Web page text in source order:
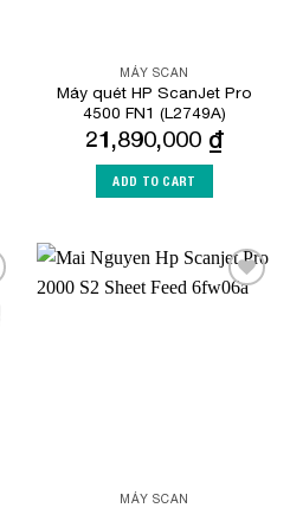
MÁY SCAN
Máy quét HP ScanJet Pro
4500 FN1 (L2749A)
21,890,000 ₫
ADD TO CART
MÁY SCAN